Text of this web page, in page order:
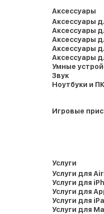
Аксессуары
Аксессуары
Аксессуары
Аксессуары
Аксессуары
Аксессуары
Умные
Звук
Ноутбуки и ПК
Игровые
Услуги
Услуги для
Услуги для
Услуги для
Услуги для
Услуги для